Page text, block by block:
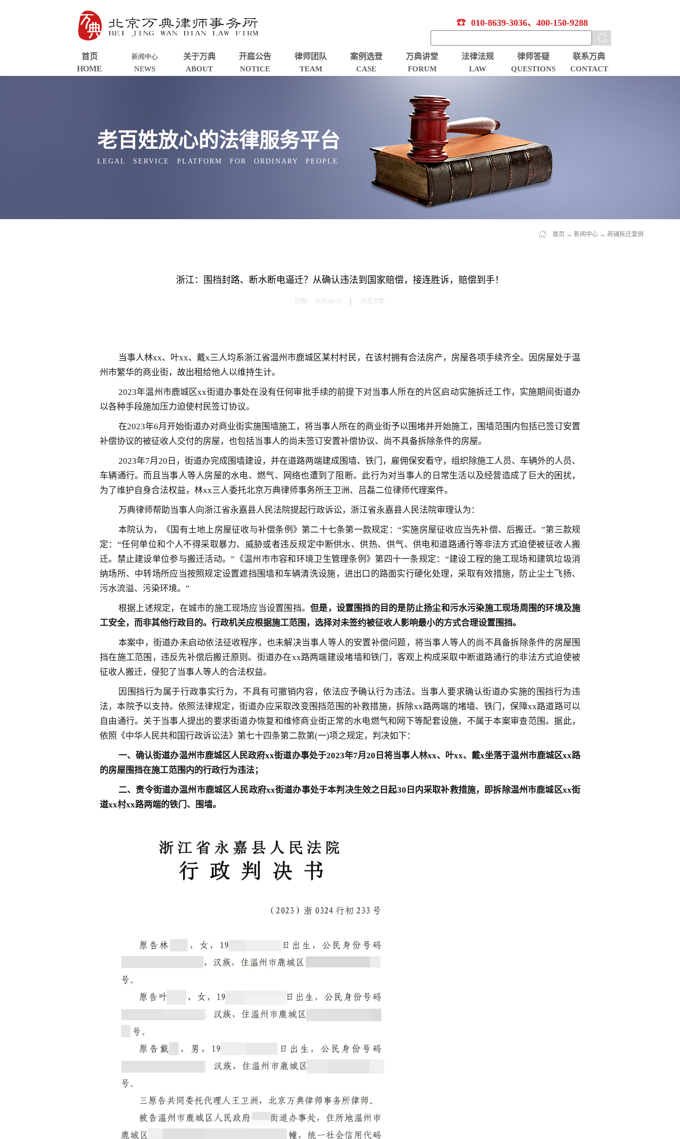
010-8639-3036、400-150-9288
首页
HOME
新闻中心
NEWS
关于万典
ABOUT
开庭公告
NOTICE
律师团队
TEAM
案例选登
CASE
万典讲堂
FORUM
法律法规
LAW
律师答疑
QUESTIONS
联系万典
CONTACT
老百姓放心的法律服务平台
LEGAL SERVICE PLATFORM FOR ORDINARY PEOPLE
首页 → 新闻中心 → 商铺拆迁案例
浙江：围挡封路、断水断电逼迁？从确认违法到国家赔偿，接连胜诉，赔偿到手！
日期： 2026-06-03 浏览次数:
当事人林xx、叶xx、戴x三人均系浙江省温州市鹿城区某村村民，在该村拥有合法房产，房屋各项手续齐全。因房屋处于温
州市繁华的商业街，故出租给他人以维持生计。
2023年温州市鹿城区xx街道办事处在没有任何审批手续的前提下对当事人所在的片区启动实施拆迁工作，实施期间街道办
以各种手段施加压力迫使村民签订协议。
在2023年6月开始街道办对商业街实施围墙施工，将当事人所在的商业街予以围堵并开始施工，围墙范围内包括已签订安置
补偿协议的被征收人交付的房屋，也包括当事人的尚未签订安置补偿协议、尚不具备拆除条件的房屋。
2023年7月20日，街道办完成围墙建设，并在道路两端建成围墙、铁门，雇佣保安看守，组织除施工人员、车辆外的人员、
车辆通行。而且当事人等人房屋的水电、燃气、网络也遭到了阻断。此行为对当事人的日常生活以及经营造成了巨大的困扰，
为了维护自身合法权益，林xx三人委托北京万典律师事务所王卫洲、吕磊二位律师代理案件。
万典律师帮助当事人向浙江省永嘉县人民法院提起行政诉讼， 浙江省永嘉县人民法院审理认为：
本院认为，《国有土地上房屋征收与补偿条例》第二十七条第一款规定：“实施房屋征收应当先补偿、后搬迁。”第三款规
定：“任何单位和个人不得采取暴力、威胁或者违反规定中断供水、供热、供气、供电和道路通行等非法方式迫使被征收人搬
迁。禁止建设单位参与搬迁活动。”《温州市市容和环境卫生管理条例》第四十一条规定：“建设工程的施工现场和建筑垃圾消
纳场所、中转场所应当按照规定设置遮挡围墙和车辆清洗设施，进出口的路面实行硬化处理，采取有效措施，防止尘土飞扬、
污水流溢、污染环境。”
根据上述规定，在城市的施工现场应当设置围挡。但是，设置围挡的目的是防止扬尘和污水污染施工现场周围的环境及施
工安全，而非其他行政目的。行政机关应根据施工范围，选择对未签约被征收人影响最小的方式合理设置围挡。
本案中，街道办未启动依法征收程序，也未解决当事人等人的安置补偿问题，将当事人等人的尚不具备拆除条件的房屋围
挡在施工范围，违反先补偿后搬迁原则。街道办在xx路两端建设堵墙和铁门，客观上构成采取中断道路通行的非法方式迫使被
征收人搬迁，侵犯了当事人等人的合法权益。
因围挡行为属于行政事实行为，不具有可撤销内容，依法应予确认行为违法。当事人要求确认街道办实施的围挡行为违
法，本院予以支持。依照法律规定，街道办应采取改变围挡范围的补救措施，拆除xx路两端的堵墙、铁门，保障xx路道路可以
自由通行。关于当事人提出的要求街道办恢复和维修商业街正常的水电燃气和网下等配套设施，不属于本案审查范围。据此，
依照《中华人民共和国行政诉讼法》第七十四条第二款第(一)项之规定，判决如下：
一、确认街道办温州市鹿城区人民政府xx街道办事处于2023年7月20日将当事人林xx、叶xx、戴x坐落于温州市鹿城区xx路
的房屋围挡在施工范围内的行政行为违法；
二、责令街道办温州市鹿城区人民政府xx街道办事处于本判 决生效之日起30日内采取补救措施，即拆除温州市鹿城区xx街
道xx村xx路两端的铁门、围墙。